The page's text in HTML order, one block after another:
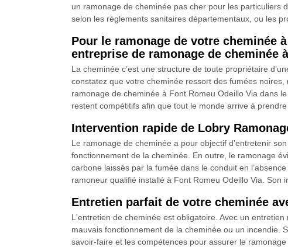
un ramonage de cheminée pas cher pour les particuliers
selon les règlements sanitaires départementaux, ou les
Pour le ramonage de votre cheminée
entreprise de ramonage de cheminée
La cheminée c’est une structure de toute propriétaire
constatez que votre cheminée ressort des fumées
ramonage de cheminée à Font Romeu Odeillo Via dans
restent compétitifs afin que tout le monde arrive à
Intervention rapide de Lobry
Le ramonage de cheminée a pour objectif d’entretenir
fonctionnement de la cheminée. En outre, le ramonage
carbone laissés par la fumée dans le conduit en
ramoneur qualifié installé à Font Romeu Odeillo Via. Son
Entretien parfait de votre cheminée
L'entretien de cheminée est obligatoire. Avec un
mauvais fonctionnement de la cheminée ou un incendie.
savoir-faire et les compétences pour assurer le